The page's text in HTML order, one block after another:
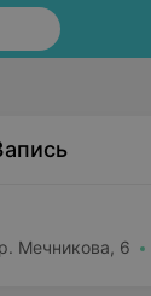
Мечникова, 6